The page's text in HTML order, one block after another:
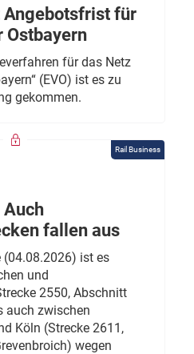
Angebotsfrist für
Ostbayern
für das Netz
(EVO) ist es zu
gekommen.
Rail Business
Auch
fallen aus
(04.08.2026) ist es
und
2550, Abschnitt
auch zwischen
Köln (Strecke 2611,
wegen